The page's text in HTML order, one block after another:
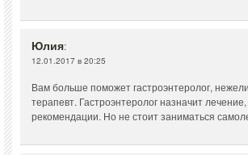
Юлия:
12.01.2017 в 20:25
Вам больше поможет гастроэнтеролог, нежели
терапевт. Гастроэнтеролог назначит
рекомендации. Но не стоит заниматься